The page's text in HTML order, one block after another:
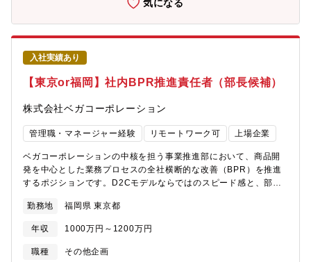
鉄エム・テック株式会社株式会社広島銀行株式会社福岡銀行福岡
国際空港株式会社学校法人福岡大学株式会社ふくや株式会社富士
通マーケティング 丸栄産業株式会社三菱電機インフォメーション
ネットワーク株式会社三菱メカトロニクスソフトウェア株式会社
ステム部（※本ポジション在籍）/LOWYAシステム部にて分かれ
ており、システム統括部全員で20名を超える組織です。＜募集背
景＞部署の統括部長が本ポジションも兼務しており、業務の専任
化および役割分担の明確化を目的とした募集。また同社は、
LOWYA事業の基盤となる各システムの強化に取り組んでおり、バ
リューチェーンの中で、バックオフィスやサプライチェーン系を
メインに広い領域をサポートしております。現在、自社ECの成長
に向けたシステム化・システム改善が常時進行しており、実行テ
ーマのQCDを担保し、企画から提供までを高速化することが課題
となっているため、プロダクト・システムの開発/サポートチーム
をマネジメント・リードしていただける方の採用が急務となって
おります。＜期待すること＞同社の理念「ECの可能性を無限大
に」や、経営戦略や全体構造を把握しつつ、エンジニアを適切に
牽引し、チームを活性化していく働きを期待いたします。＜利用
環境となります。〇基幹系システム ┗JavaScript、独自フレー
システム ┗フロントエンド Vue.js、React、Next.js、
TypeScript、Jest、AWS CloudFront ┗バックエンド Ruby
気になる
入社実績あり
【東京or福岡】社内BPR推進責任者（部長候補）
株式会社ベガコーポレーション
管理職・マネージャー経験 リモートワーク可 上場企業
ベガコーポレーションの中核を担う事業推進部において、商品開
発を中心とした業務プロセスの全社横断的な改善（BPR）を推進
するポジションです。D2Cモデルならではのスピード感と、部門
継続的改善を通じて、事業計画達成を支える役割を担っていただ
きます。既存の延長線上の単なる改善提案ではなく、経営課題を
解決するためのあるべき姿を描き、データに裏付けされた仮説立
案を提案し、改革リーダーとして実行フェーズまでの推進リード
勤務地 福岡県 東京都
年収 1000万円～1200万円
職種
その他企画